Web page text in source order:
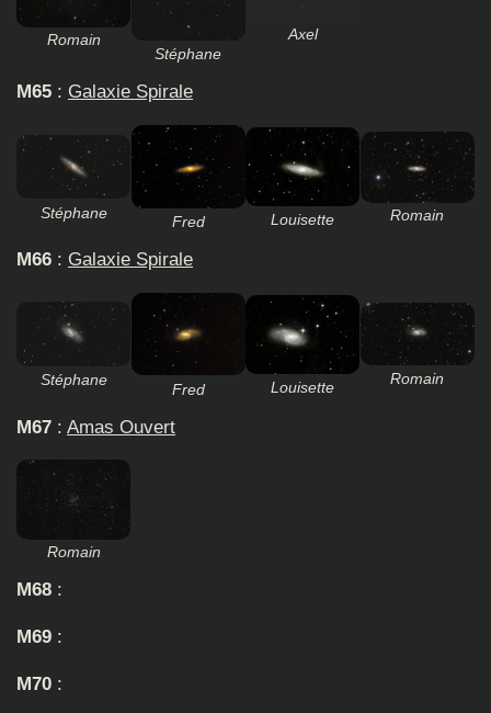
Romain
Stéphane
Axel
M65 : Galaxie Spirale
Stéphane
Fred Louisette Romain
M66 : Galaxie Spirale
Stéphane
Fred Louisette Romain
M67 : Amas Ouvert
Romain
M68 :
M69 :
M70 :